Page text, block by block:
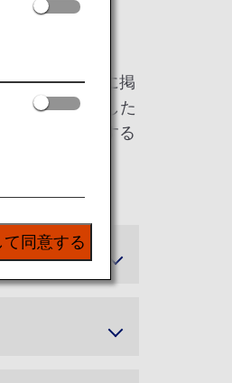
ームページに掲
情報を記載した
送をお断りする
同意する